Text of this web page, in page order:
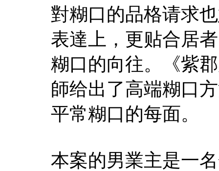
對糊口的品格请求
表達上，更贴合居
糊口的向往。《紫
師给出了高端糊口
平常糊口的每面。
本案的男業主是一